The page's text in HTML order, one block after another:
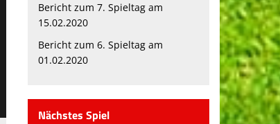
Bericht zum 7. Spieltag am
15.02.2020
Bericht zum 6. Spieltag am
01.02.2020
Nächstes Spiel